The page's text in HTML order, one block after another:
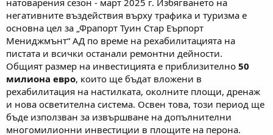
натоварения сезон - март 2025 г. Избягването на
негативните въздействия върху трафика и туризма е
основна цел за „Фрапорт Туин Стар Еърпорт
Мениджмънт“ АД по време на рехабилитацията на
пистата и всички останали ремонтни дейности.
Общият размер на инвестицията е приблизително 50
милиона евро, които ще бъдат вложени в
рехабилитация на настилката, околните площи, дренаж
и нова осветителна система. Освен това, този период ще
бъде използван за извършване на допълнителни
многомилионни инвестиции в площите на перона.